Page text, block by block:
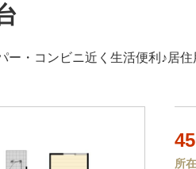
・コンビニ近く生活便利♪居
所